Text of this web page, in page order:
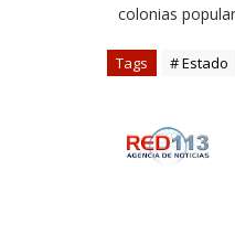
colonias
Tags # Estado